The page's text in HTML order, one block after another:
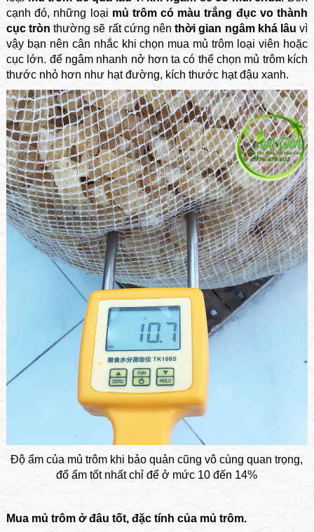
cạnh đó, những loại mủ trôm có màu trắng đục vo thành
cục tròn thường sẽ rất cứng nênthời gian ngâm khá lâu vì
vậy bạn nên cân nhắc khi chọn mua mủ trôm loại viên hoặc
cục lớn. để ngâm nhanh nở hơn ta có thể chọn mủ trôm kích
thước nhỏ hơn như hạt đường, kích thước hạt đậu xanh.
Độ ẩm của mủ trôm khi bảo quản cũng vô cùng quan trọng,
đổ ẩm tốt nhất chỉ để ở mức 10 đến 14%
Mua mủ trôm ở đâu tốt, đặc tính của mủ trôm.